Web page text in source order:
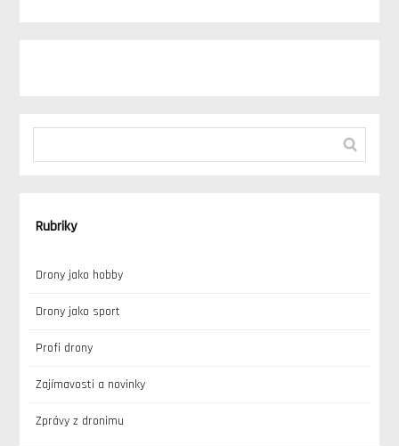
Rubriky
Drony jako hobby
Drony jako sport
Profi drony
Zajímavosti a novinky
Zprávy z dronimu